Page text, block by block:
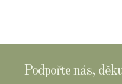
Podpořte nás,